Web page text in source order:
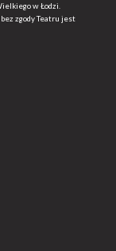
w Łodzi.
zgody Teatru jest